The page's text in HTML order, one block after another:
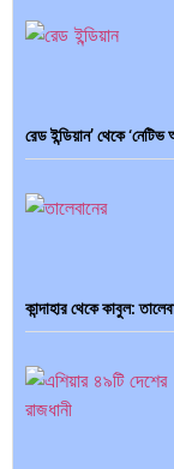
রেড ইন্ডিয়ান’ থেকে
কান্দাহার থেকে কাবুল: